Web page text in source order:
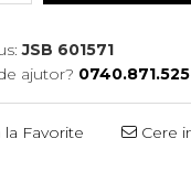
JSB 601571
ajutor? 0740.871.525
Favorite Cere